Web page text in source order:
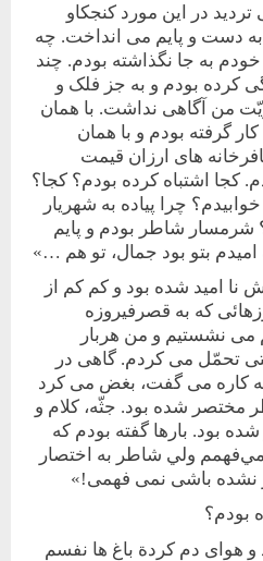
ترديد در اين مورد کنجکاو
دست و پايم می انداخت. چه
به‌ جا نگذاشته بودم. چند
کرده بودم و به جز فلک و
من آگاهی نداشت. با همان
گرفته بودم و با همان
های ارزان قيمت
کجا اشتباه کرده بودم؟ کجا؟
چرا پياده به شهريار
شرمسار شاطر بودم و پايم
بتو بود جمال، تو هم …»
نا اميد شده بود و کم کم از
که به‌ قصرفيروزه
نشستيم و من هربار
تحمّل می کردم. گاهی در
کاره می گفت، بغض می کرد
شده بود. جثّه، کلام و
بود. بارها گفته بودم كه
ولي شاطر به اختصار
نشده باشی نمی فهمی!»
بودم؟
و هوای دم کردة باغ ها نفسم